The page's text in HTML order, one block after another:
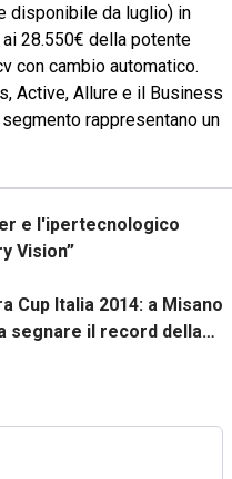
disponibile da luglio) in
28.550€ della potente
con cambio automatico.
Active, Allure e il Business
rappresentano un
e l'ipertecnologico
Vision”
Cup Italia 2014: a Misano
segnare il record della